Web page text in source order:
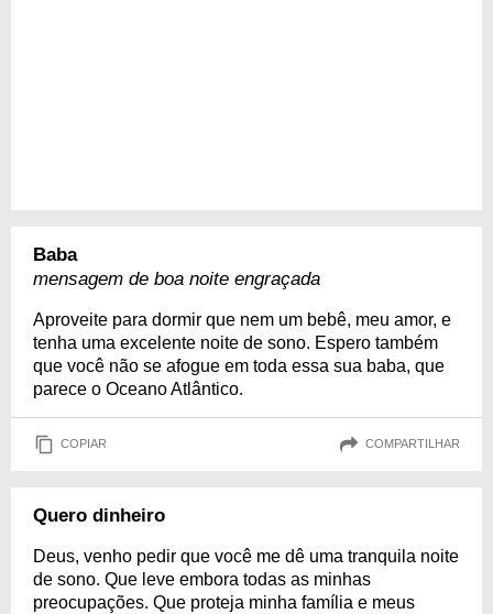
Baba
mensagem de boa noite engraçada
Aproveite para dormir que nem um bebê, meu amor, e
tenha uma excelente noite de sono. Espero também
que você não se afogue em toda essa sua baba, que
parece o Oceano Atlântico.
COPIAR COMPARTILHAR
Quero dinheiro
Deus, venho pedir que você me dê uma tranquila noite
de sono. Que leve embora todas as minhas
preocupações. Que proteja minha família e meus